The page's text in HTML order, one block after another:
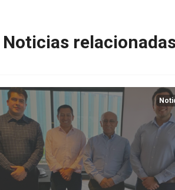
Noticias